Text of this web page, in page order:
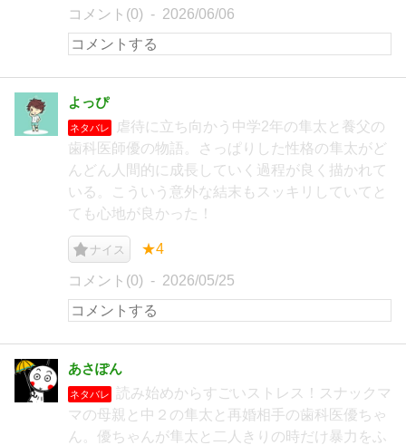
コメント(0) 2026/06/06
よっぴ
ネタバレ
虐待に立ち向かう中学2年の隼太と養父の
歯科医師優の物語。さっぱりした性格の隼太がど
んどん人間的に成長していく過程が良く描かれて
いる。こういう意外な結末もスッキリしていてと
ても心地が良かった！
ナイス ★4
コメント(0) 2026/05/25
あさぽん
ネタバレ
読み始めからすごいストレス！スナックマ
マの母親と中２の隼太と再婚相手の歯科医優ちゃ
ん。優ちゃんが隼太と二人きりの時だけ暴力をふ